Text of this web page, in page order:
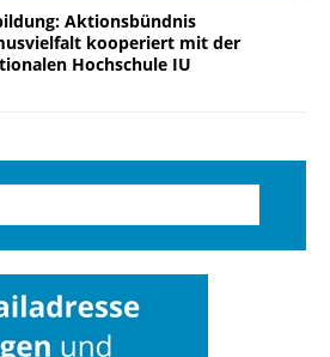
Aktionsbündnis
kooperiert mit der
Hochschule IU